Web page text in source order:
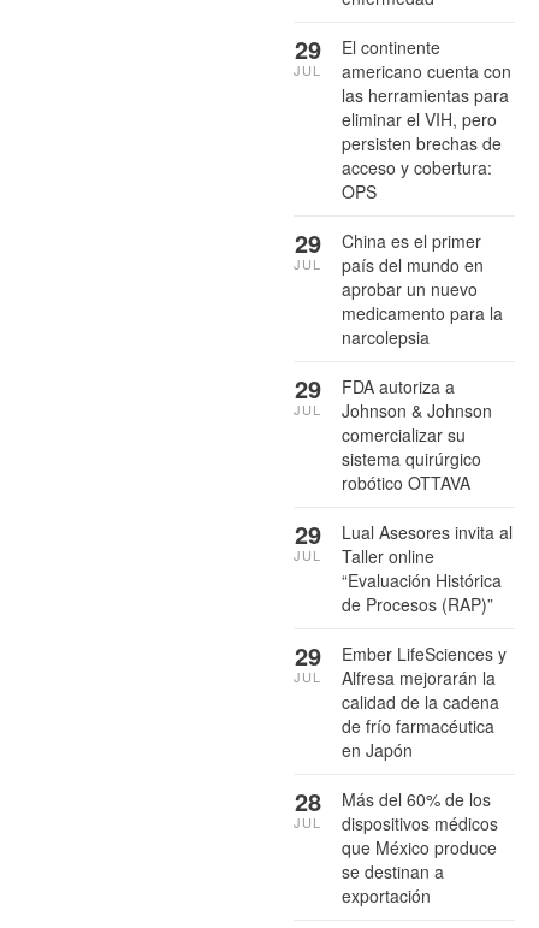
El continente
americano cuenta con
las herramientas para
eliminar el VIH, pero
persisten brechas de
acceso y cobertura:
OPS
29
JUL
China es el primer
país del mundo en
aprobar un nuevo
medicamento para la
narcolepsia
29
JUL
FDA autoriza a
Johnson & Johnson
comercializar su
sistema quirúrgico
robótico OTTAVA
29
JUL
Lual Asesores invita al
Taller online
“Evaluación Histórica
de Procesos (RAP)”
29
JUL
Ember LifeSciences y
Alfresa mejorarán la
calidad de la cadena
de frío farmacéutica
en Japón
29
JUL
Más del 60% de los
dispositivos médicos
que México produce
se destinan a
exportación
28
JUL